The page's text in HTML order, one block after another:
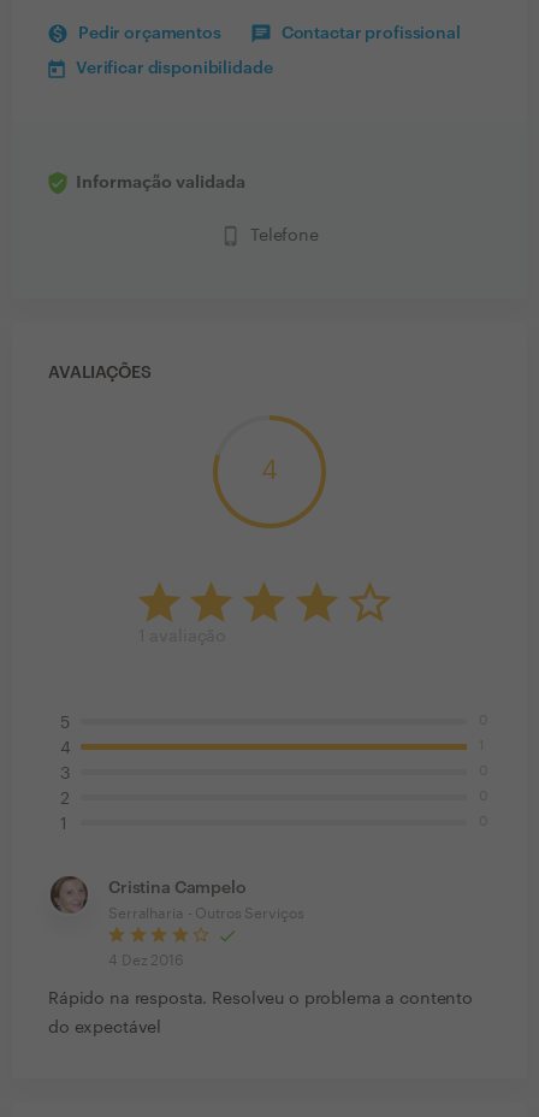
Pedir orçamentos Contactar profissional
Verificar disponibilidade
Informação validada
phone_iphone Telefone
AVALIAÇÕES
4
5
4
3
2
1
Cristina Campelo
Serralharia - Outros Serviços
4 Dez 2016
Rápido na resposta. Resolveu o problema a contento
do expectável